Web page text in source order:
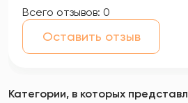
Всего отзывов: 0
Оставить отзыв
Категории, в которых